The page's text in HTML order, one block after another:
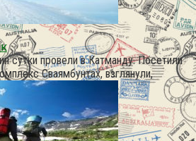
сутки провели в Катманду. Посетили
Сваямбунтах, взглянули,